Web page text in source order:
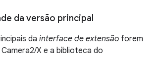
da versão principal
da interface de extensão forem
X e a biblioteca do